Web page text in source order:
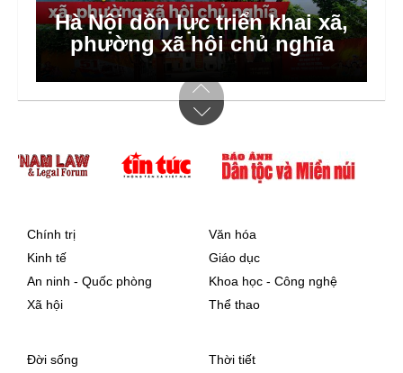
Hà Nội dồn lực triển khai xã,
phường xã hội chủ nghĩa
Chính trị
Kinh tế
An ninh - Quốc phòng
Xã hội
Văn hóa
Giáo dục
Khoa học - Công nghệ
Thể thao
Đời sống Thời tiết